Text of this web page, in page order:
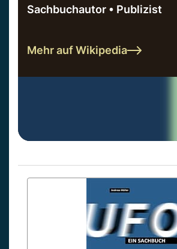
Sachbuchautor • Publizist
Mehr auf Wikipedia